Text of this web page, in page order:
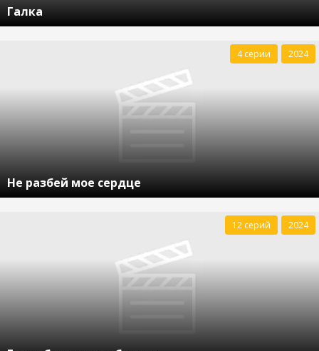
Галка
Не разбей мое сердце
4 серии 2024
12 серий 2024